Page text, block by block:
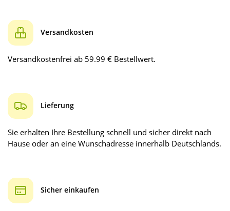
Versandkosten
Versandkostenfrei ab 59.99 € Bestellwert.
Lieferung
Sie erhalten Ihre Bestellung schnell und sicher direkt nach
Hause oder an eine Wunschadresse innerhalb Deutschlands.
Sicher einkaufen